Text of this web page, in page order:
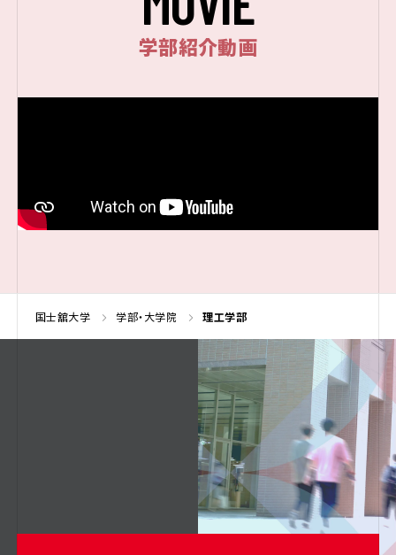
学部紹介動画
国士舘大学 学部・大学院 理工学部